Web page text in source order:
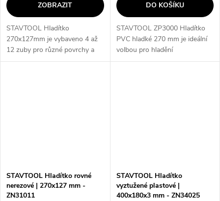
ZOBRAZIT
STAVTOOL Hladítko
270x127mm je vybaveno 4 až
12 zuby pro různé povrchy a
materiály. Díky nerezovému
DO KOŠÍKU
STAVTOOL ZP3000 Hladítko
PVC hladké 270 mm je ideální
volbou pro hladění
strukturovaných omítek. S
STAVTOOL Hladítko rovné
nerezové | 270x127 mm -
ZN31011
STAVTOOL Hladítko
vyztužené plastové |
400x180x3 mm - ZN34025